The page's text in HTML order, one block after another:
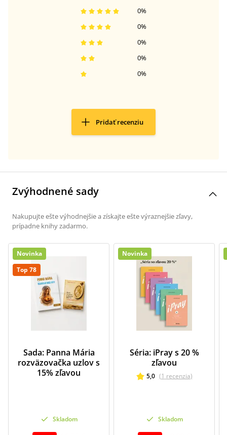
0%
0%
0%
0%
0%
Pridať recenziu
Zvýhodnené sady
Nakupujte ešte výhodnejšie a získajte ešte výraznejšie zľavy,
prípadne knihy zadarmo.
Novinka
Top 78
Sada: Panna Mária
rozväzovačka uzlov s
15% zľavou
Skladom
Novinka
Séria: iPray s 20 %
zľavou
5,0 (1 recenzia)
Skladom